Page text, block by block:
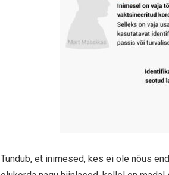
Tundub, et inimesed, kes ei ole nõus